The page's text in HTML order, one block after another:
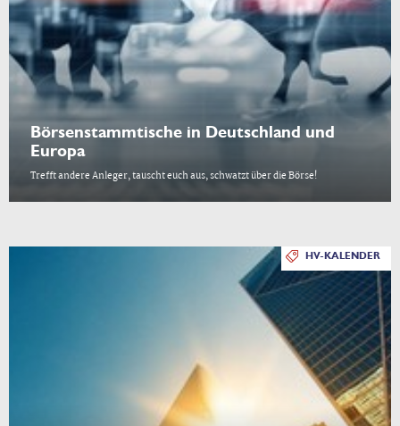
Börsenstammtische in Deutschland und
Europa
Trefft andere Anleger, tauscht euch aus, schwatzt über die Börse!
HV-KALENDER